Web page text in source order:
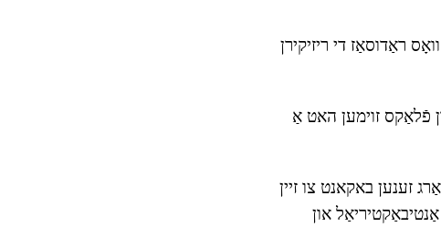
ראַדוסאַז די ריזיקירן
פֿלאַקס זוימען האט אַ
זענען באקאנט צו זיין
און